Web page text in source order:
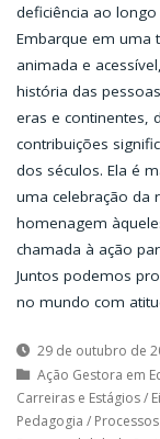
deficiência ao
Embarque em uma
animada e
história das
eras e continentes,
contribuições
dos séculos. Ela é
uma celebração da
homenagem
chamada à ação
Juntos podemos
no mundo com
29 de outubro de
Ação Gestora em
Carreiras e Estágios/
Pedagogia /